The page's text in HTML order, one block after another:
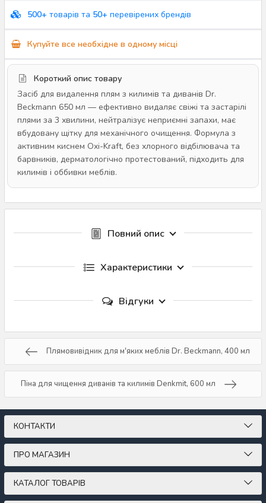
500+ товарів та 50+ перевірених брендів
Купуйте все необхідне в одному місці
Короткий опис товару
Засіб для видалення плям з килимів та диванів Dr.
Beckmann 650 мл — ефективно видаляє свіжі та застарілі
плями за 3 хвилини, нейтралізує неприємні запахи, має
вбудовану щітку для механічного очищення. Формула з
активним киснем Oxi-Kraft, без хлорного відбілювача та
барвників, дерматологічно протестований, підходить для
килимів і оббивки меблів.
Повний опис
Характеристики
Відгуки
Плямовивідник для м'яких меблів Dr. Beckmann, 400 мл
Піна для чищення диванів та килимів Denkmit, 600 мл
КОНТАКТИ
ПРО МАГАЗИН
КАТАЛОГ ТОВАРІВ